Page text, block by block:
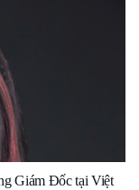
Giám Đốc tại Việt